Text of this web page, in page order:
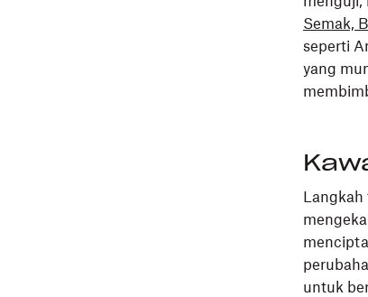
Semak,
seperti
yang
Langkah
untuk